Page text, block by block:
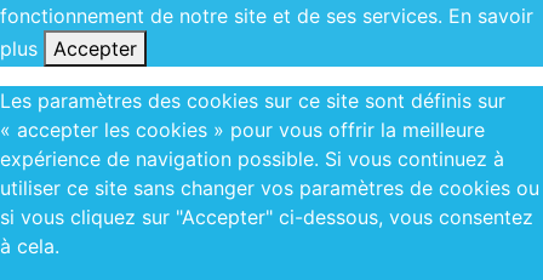
fonctionnement de notre site et de ses services. En savoir
plus
Accepter
Les paramètres des cookies sur ce site sont définis sur
« accepter les cookies » pour vous offrir la meilleure
expérience de navigation possible. Si vous continuez à
utiliser ce site sans changer vos paramètres de cookies ou
si vous cliquez sur "Accepter" ci-dessous, vous consentez
à cela.